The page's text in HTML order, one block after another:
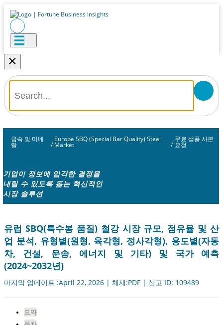
×
금속 및 미네
랄 /
Europe SBQ (Special Bar Quality) Steel
Market /
무료 샘플 사본
요청
기업이 정보에 입각한 결정을
내릴 수 있도록 돕는 혁신적인
시장 솔루션
유럽 ​​SBQ(특수봉 품질) 철강 시장 규모, 점유율 및 산
업 분석, 유형별(원형, 육각형, 정사각형), 용도별(자동
차, 건설, 운송, 에너지 및 기타) 및 국가 예측
(2024~2032년)
마지막 업데이트 :April 22, 2026 | 체재:PDF | 신고 ID: 109489
요약